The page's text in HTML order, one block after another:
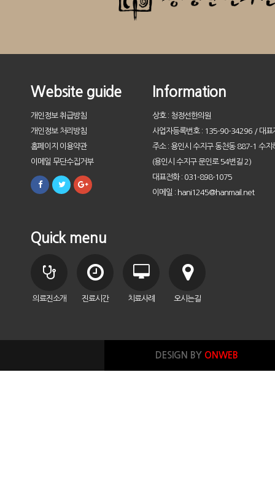
Website guide
개인정보 취급방침
개인정보 처리방침
홈페이지 이용약관
이메일 무단수집거부
Information
상호 : 청정선한의원
사업자등록번호 : 135-90-34296 / 대표
주소 : 용인시 수지구 동천동 887-1 수지
(용인시 수지구 문인로 54번길 2)
대표전화 : 031-898-1075
이메일 : hani1245@hanmail.net
Quick menu
의료진소개 진료시간 치료사례 오시는길
DESIGN BY ONWEB